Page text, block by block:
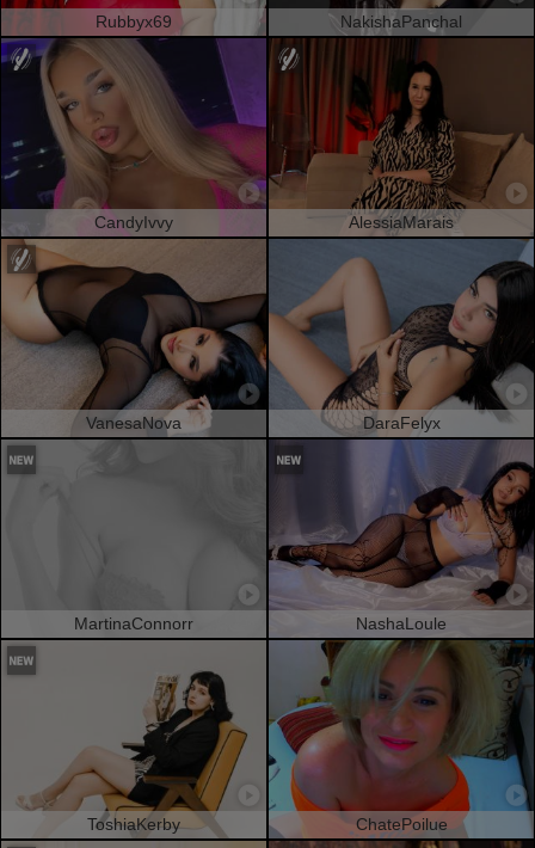
Rubbyx69 NakishaPanchal
CandyIvvy AlessiaMarais
VanesaNova DaraFelyx
MartinaConnorr NashaLoule
ToshiaKerby ChatePoilue